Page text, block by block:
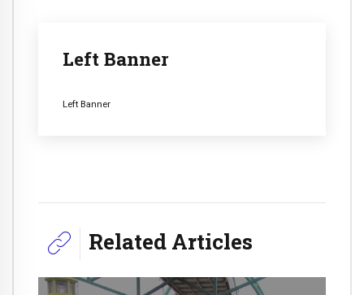
Left Banner
Left Banner
Related Articles